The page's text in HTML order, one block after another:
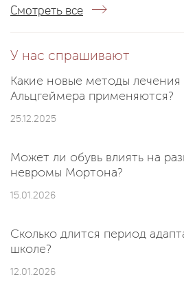
Смотреть все
У нас спрашивают
Какие новые методы лечения
Альцгеймера применяются?
25.12.2025
Может ли обувь влиять на
невромы Мортона?
15.01.2026
Сколько длится период
школе?
12.01.2026